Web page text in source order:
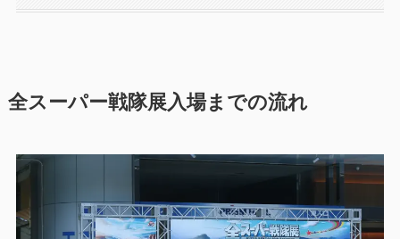
全スーパー戦隊展入場までの流れ